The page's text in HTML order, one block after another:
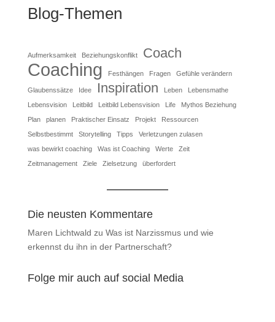
Blog-Themen
Aufmerksamkeit Beziehungskonflikt Coach
Coaching Festhängen Fragen Gefühle verändern
Glaubenssätze Idee Inspiration Leben
Lebensmathe
Lebensvision
Leitbild Leitbild Lebensvision Life
Mythos Beziehung
Plan
planen Praktischer Einsatz Projekt
Ressourcen
Selbstbestimmt
Storytelling Tipps
Verletzungen zulasen
was bewirkt coaching
Was ist Coaching Werte
Zeit
Zeitmanagement
Ziele Zielsetzung überfordert
Die neusten Kommentare
Maren Lichtwald zu Was ist Narzissmus und wie
erkennst du ihn in der Partnerschaft?
Folge mir auch auf social Media